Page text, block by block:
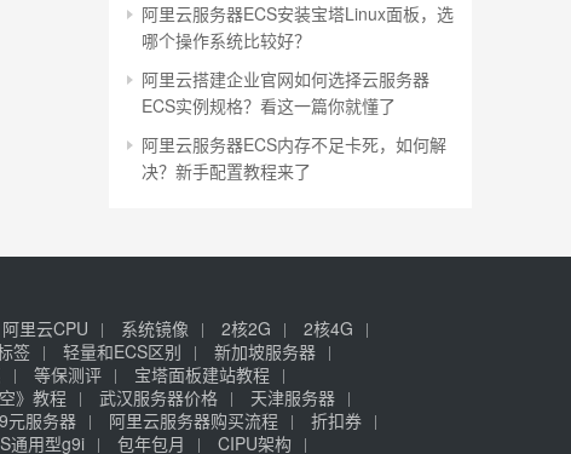
阿里云服务器ECS安装宝塔Linux面板，选
哪个操作系统比较好？
阿里云搭建企业官网如何选择云服务器
ECS实例规格？看这一篇你就懂了
阿里云服务器ECS内存不足卡死，如何解
决？新手配置教程来了
阿里云CPU 系统镜像 2核2G
2核4G
签 轻量和ECS区别
新加坡服务器
等保测评
宝塔面板建站教程
》教程 武汉服务器价格
天津服务器
元服务器 阿里云服务器购买流程
折扣券
通用型g9i 包年包月 CIPU架构